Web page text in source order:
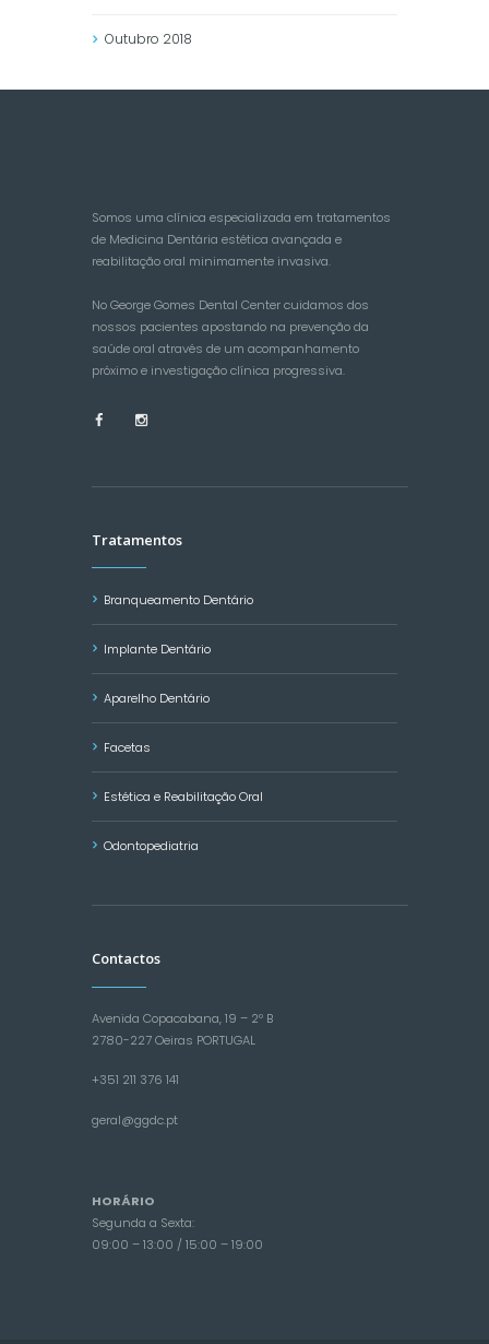
Outubro 2018
Somos uma clínica especializada em tratamentos
de Medicina Dentária estética avançada e
reabilitação oral minimamente invasiva.
No George Gomes Dental Center cuidamos dos
nossos pacientes apostando na prevenção da
saúde oral através de um acompanhamento
próximo e investigação clínica progressiva.
Tratamentos
Branqueamento Dentário
Implante Dentário
Aparelho Dentário
Facetas
Estética e Reabilitação Oral
Odontopediatria
Contactos
Avenida Copacabana, 19 – 2º B
2780-227 Oeiras PORTUGAL
+351 211 376 141
geral@ggdc.pt
HORÁRIO
Segunda a Sexta:
09:00 – 13:00 / 15:00 – 19:00